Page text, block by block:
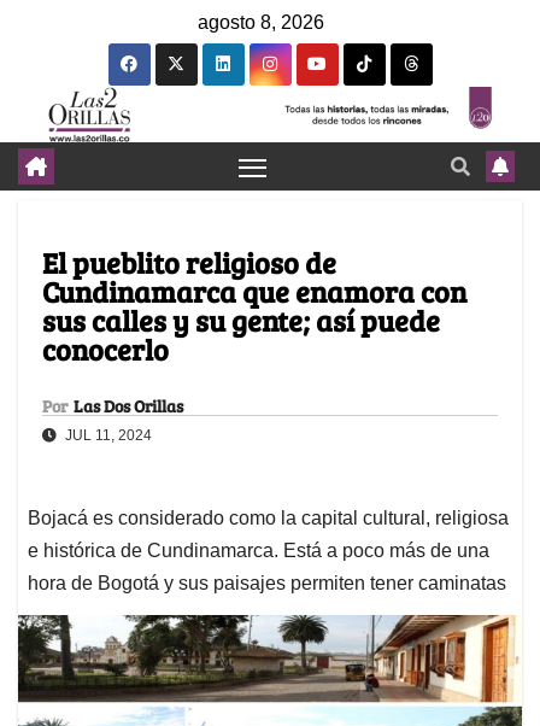
agosto 8, 2026
El pueblito religioso de
Cundinamarca que enamora con
sus calles y su gente; así puede
conocerlo
Por Las Dos Orillas
JUL 11, 2024
Bojacá es considerado como la capital cultural, religiosa
e histórica de Cundinamarca. Está a poco más de una
hora de Bogotá y sus paisajes permiten tener caminatas